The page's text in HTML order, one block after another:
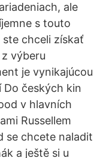
ale
s touto
chceli získať
výberu
je vynikajúcou
Do českých kin
v hlavních
Russellem
se chcete naladit
a ještě si u